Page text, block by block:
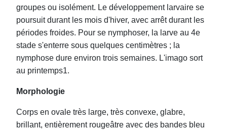
groupes ou isolément. Le développement larvaire se
poursuit durant les mois d'hiver, avec arrêt durant les
périodes froides. Pour se nymphoser, la larve au 4e
stade s'enterre sous quelques centimètres ; la
nymphose dure environ trois semaines. L'imago sort
au printemps1.
Morphologie
Corps en ovale très large, très convexe, glabre,
brillant, entièrement rougeâtre avec des bandes bleu